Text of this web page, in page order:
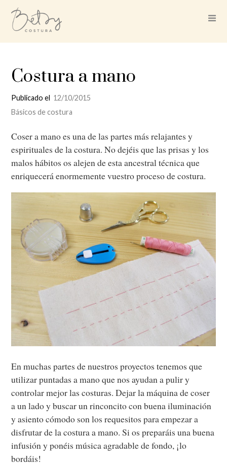
Costura a mano
Publicado el 12/10/2015
Básicos de costura
Coser a mano es una de las partes más relajantes y
espirituales de la costura. No dejéis que las prisas y los
malos hábitos os alejen de esta ancestral técnica que
enriquecerá enormemente vuestro proceso de costura.
En muchas partes de nuestros proyectos tenemos que
utilizar puntadas a mano que nos ayudan a pulir y
controlar mejor las costuras. Dejar la máquina de coser
a un lado y buscar un rinconcito con buena iluminación
y asiento cómodo son los requesitos para empezar a
disfrutar de la costura a mano. Si os preparáis una buena
infusión y ponéis música agradable de fondo, ¡lo
bordáis!